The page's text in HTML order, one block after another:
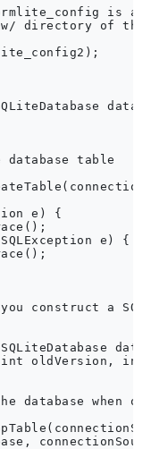
is a
directory of
database table
e) {
e) {
construct a
oldVersion, int
database when